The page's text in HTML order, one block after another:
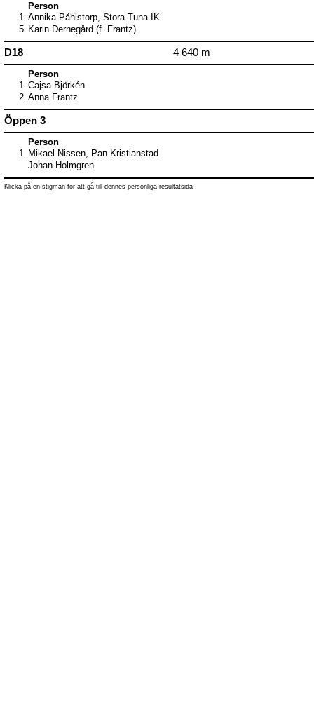
Person
1. Annika Påhlstorp, Stora Tuna IK
5. Karin Dernegård (f. Frantz)
D18 4 640 m
Person
1. Cajsa Björkén
2. Anna Frantz
Öppen 3
Person
1. Mikael Nissen, Pan-Kristianstad
Johan Holmgren
Klicka på en stigman för att gå till dennes personliga resultatsida